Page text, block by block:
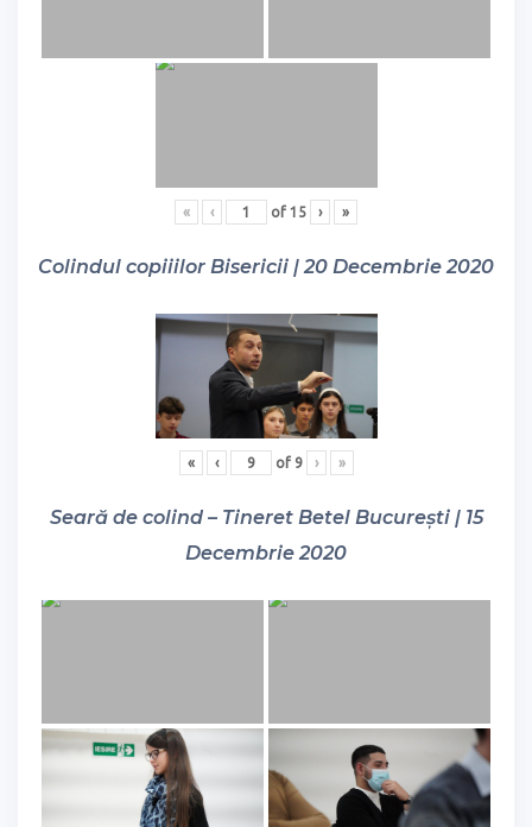
« ‹ of 15 › »
Colindul copiiilor Bisericii | 20 Decembrie 2020
« ‹ of 9 › »
Seară de colind – Tineret Betel București | 15
Decembrie 2020